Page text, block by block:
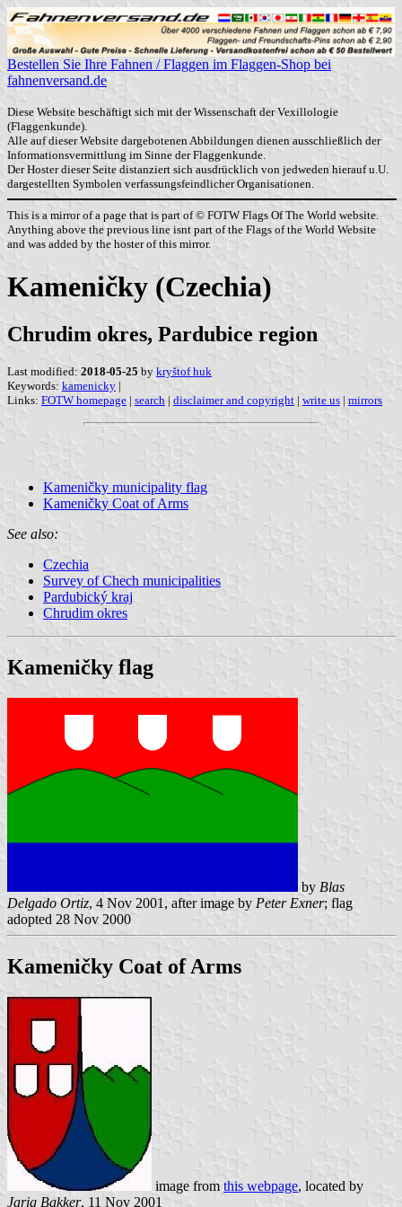
Bestellen Sie Ihre Fahnen / Flaggen im Flaggen-Shop bei
fahnenversand.de
Diese Website beschäftigt sich mit der Wissenschaft der Vexillologie
(Flaggenkunde).
Alle auf dieser Website dargebotenen Abbildungen dienen ausschließlich der
Informationsvermittlung im Sinne der Flaggenkunde.
Der Hoster dieser Seite distanziert sich ausdrücklich von jedweden hierauf u.U.
dargestellten Symbolen verfassungsfeindlicher Organisationen.
This is a mirror of a page that is part of © FOTW Flags Of The World website.
Anything above the previous line isnt part of the Flags of the World Website
and was added by the hoster of this mirror.
Kameničky (Czechia)
Chrudim okres, Pardubice region
Last modified: 2018-05-25 by kryštof huk
Keywords: kamenicky |
Links: FOTW homepage | search | disclaimer and copyright | write us | mirrors
Kameničky municipality flag
Kameničky Coat of Arms
See also:
Czechia
Survey of Chech municipalities
Pardubický kraj
Chrudim okres
Kameničky flag
by Blas
Delgado Ortiz, 4 Nov 2001, after image by Peter Exner; flag
adopted 28 Nov 2000
Kameničky Coat of Arms
image from this webpage, located by
Jarig Bakker, 11 Nov 2001